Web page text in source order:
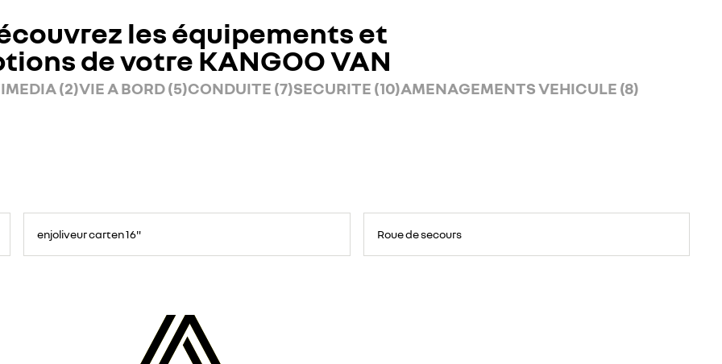
les équipements et
de votre KANGOO VAN
(2)VIE A BORD (5)CONDUITE (7)SECURITE (10)AMENAGEMENTS VEHICULE (8)
enjoliveur carten 16" Roue de secours